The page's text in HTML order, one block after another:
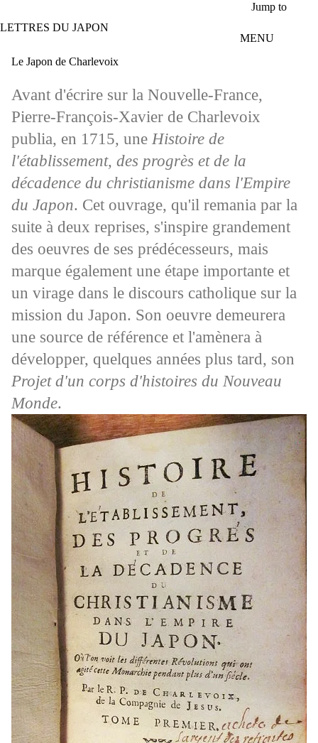
Aller au contenu principal
Jump to
LETTRES DU JAPON
MENU
Le Japon de Charlevoix
Avant d'écrire sur la Nouvelle-France,
Pierre-François-Xavier de Charlevoix
publia, en 1715, une Histoire de
l'établissement, des progrès et de la
décadence du christianisme dans l'Empire
du Japon. Cet ouvrage, qu'il remania par la
suite à deux reprises, s'inspire grandement
des oeuvres de ses prédécesseurs, mais
marque également une étape importante et
un virage dans le discours catholique sur la
mission du Japon. Son oeuvre demeurera
une source de référence et l'amènera à
développer, quelques années plus tard, son
Projet d'un corps d'histoires du Nouveau
Monde.